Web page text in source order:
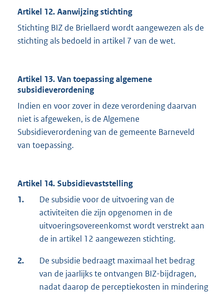
Artikel 12. Aanwijzing stichting
Stichting BIZ de Briellaerd wordt aangewezen als de
stichting als bedoeld in artikel 7 van de wet.
Artikel 13. Van toepassing algemene
subsidieverordening
Indien en voor zover in deze verordening daarvan
niet is afgeweken, is de Algemene
Subsidieverordening van de gemeente Barneveld
van toepassing.
Artikel 14. Subsidievaststelling
1.
De subsidie voor de uitvoering van de
activiteiten die zijn opgenomen in de
uitvoeringsovereenkomst wordt verstrekt aan
de in artikel 12 aangewezen stichting.
2.
De subsidie bedraagt maximaal het bedrag
van de jaarlijks te ontvangen BIZ-bijdragen,
nadat daarop de perceptiekosten in mindering